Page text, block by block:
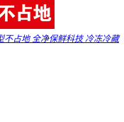
占地 全净保鲜科技 冷冻冷藏